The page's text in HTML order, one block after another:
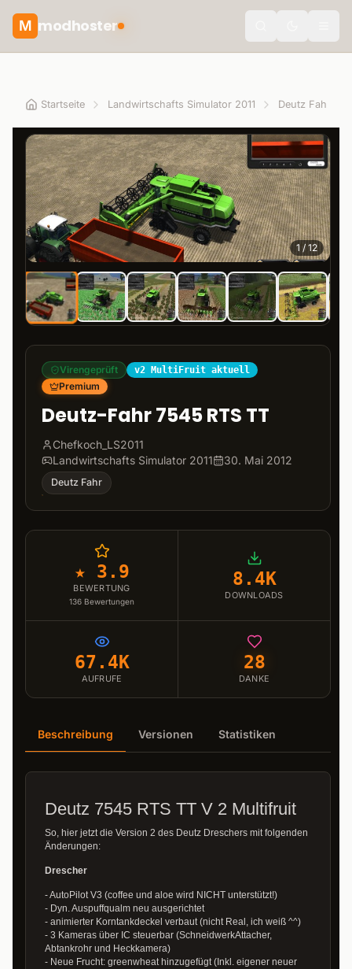
M modhoster
Startseite Landwirtschafts Simulator 2011 Deutz Fahr
1 / 12
Virengeprüft v2 MultiFruit aktuell
Premium
Deutz-Fahr 7545 RTS TT
Chefkoch_LS2011
Landwirtschafts Simulator 2011
30. Mai 2012
Deutz Fahr
★ 3.9
BEWERTUNG
136 Bewertungen
8.4K
DOWNLOADS
67.4K
AUFRUFE
28
DANKE
Beschreibung Versionen Statistiken
Deutz 7545 RTS TT V 2 Multifruit
So, hier jetzt die Version 2 des Deutz Dreschers mit folgenden
Änderungen:
Drescher
- AutoPilot V3 (coffee und aloe wird NICHT unterstützt!)
- Dyn. Auspuffqualm neu ausgerichtet
- animierter Korntankdeckel verbaut (nicht Real, ich weiß ^^)
- 3 Kameras über IC steuerbar (SchneidwerkAttacher,
Abtankrohr und Heckkamera)
- Neue Frucht: greenwheat hinzugefügt (Inkl. eigener neuer